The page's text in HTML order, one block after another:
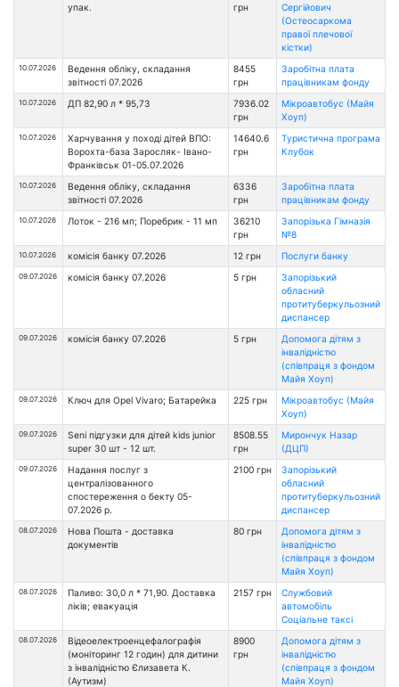
упак.
грн
Сергійович
(Остеосаркома
правої плечової
кістки)
10.07.2026
Ведення обліку, складання
звітності 07.2026
8455
грн
Заробітна плата
працівникам фонду
10.07.2026 ДП 82,90 л * 95,73
7936.02
грн
Мікроавтобус (Майя
Хоуп)
10.07.2026
Харчування у поході дітей ВПО:
Ворохта-база Заросляк- Івано-
Франківськ 01-05.07.2026
14640.6
грн
Туристична програма
Клубок
10.07.2026
Ведення обліку, складання
звітності 07.2026
6336
грн
Заробітна плата
працівникам фонду
10.07.2026 Лоток - 216 мп; Поребрик - 11 мп
36210
грн
Запорізька Гімназія
№8
10.07.2026 комісія банку 07.2026 12 грн Послуги банку
09.07.2026 комісія банку 07.2026 5 грн
Запорізький
обласний
протитуберкульозний
диспансер
09.07.2026 комісія банку 07.2026 5 грн
Допомога дітям з
інвалідністю
(співпраця з фондом
Майя Хоуп)
09.07.2026 Ключ для Opel Vivaro; Батарейка 225 грн
Мікроавтобус (Майя
Хоуп)
09.07.2026
Seni підгузки для дітей kids junior
super 30 шт - 12 шт.
8508.55
грн
Мирончук Назар
(ДЦП)
09.07.2026
Надання послуг з
централізованного
спостереження о бекту 05-
07.2026 р.
2100 грн
Запорізький
обласний
протитуберкульозний
диспансер
08.07.2026
Нова Пошта - доставка
документів
80 грн
Допомога дітям з
інвалідністю
(співпраця з фондом
Майя Хоуп)
08.07.2026
Паливо: 30,0 л * 71,90. Доставка
ліків; евакуація
2157 грн
Службовий
автомобіль
Соціальне таксі
08.07.2026
Відеоелектроенцефалографія
(моніторинг 12 годин) для дитини
з інвалідністю Єлизавета К.
(Аутизм)
8900
грн
Допомога дітям з
інвалідністю
(співпраця з фондом
Майя Хоуп)